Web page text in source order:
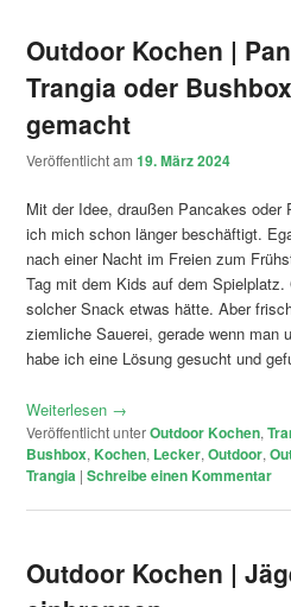
Outdoor Kochen |
Trangia oder
gemacht
Veröffentlicht am19. März 2024
Mit der Idee, draußen Pancakes oder
ich mich schon länger beschäftigt.
nach einer Nacht im Freien zum
Tag mit dem Kids auf dem
solcher Snack etwas hätte. Aber
ziemliche Sauerei, gerade wenn man
habe ich eine Lösung gesucht und
Weiterlesen →
Veröffentlicht unterOutdoor Kochen,
Bushbox,Kochen, Lecker,Outdoor,
Trangia |Schreibe einen Kommentar
Outdoor Kochen |